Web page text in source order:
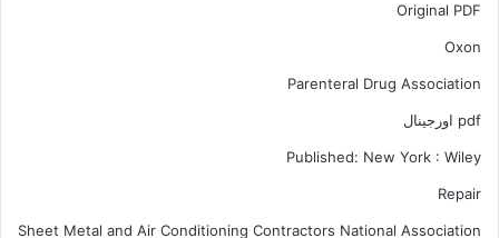
Original PDF
Oxon
Parenteral Drug Association
pdf اورجینال
Published: New York : Wiley
Repair
Sheet Metal and Air Conditioning Contractors National Association